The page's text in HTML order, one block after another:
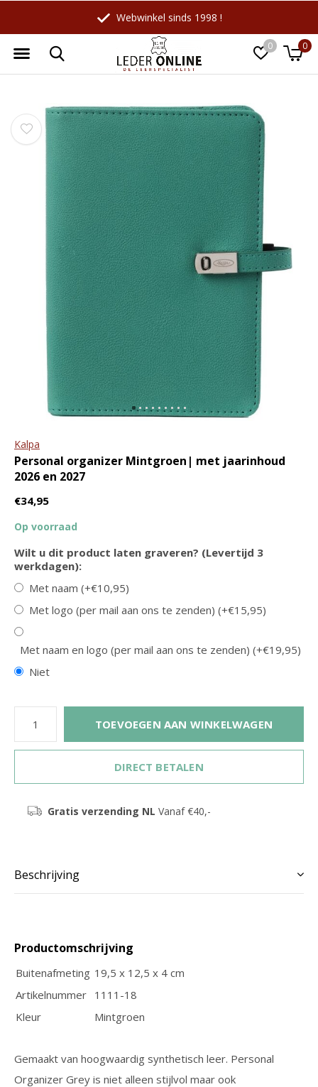
0 0
Webwinkel sinds 1998 !
Wellicht zijn deze producten ook
interessant voor je?
LeatherLeaf
Lederen schrijfmap A4 |
ritssluiting en tablet vak
€109,95
-10%
Maverick
Leren Billfold
portemonnee The
Original RFID
€44,95 €49,95
Leren schrijfmap A4 met
ritssluiting
€119,95
€22,95
Kalpa
Personal organizer Mintgroen| met jaarinhoud
2026 en 2027
€34,95
Op voorraad
Wilt u dit product laten graveren? (Levertijd 3
werkdagen):
Met naam (+€10,95)
Met logo (per mail aan ons te zenden) (+€15,95)
Met naam en logo (per mail aan ons te zenden) (+€19,95)
Niet
TOEVOEGEN AAN WINKELWAGEN
DIRECT BETALEN
Gratis verzending NL Vanaf €40,-
Beschrijving
Productomschrijving
Buitenafmeting 19,5 x 12,5 x 4 cm
Artikelnummer 1111-18
Kleur
Mintgroen
Gemaakt van hoogwaardig synthetisch leer. Personal
Organizer Grey is niet alleen stijlvol maar ook